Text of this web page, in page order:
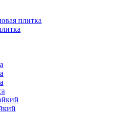
плитка